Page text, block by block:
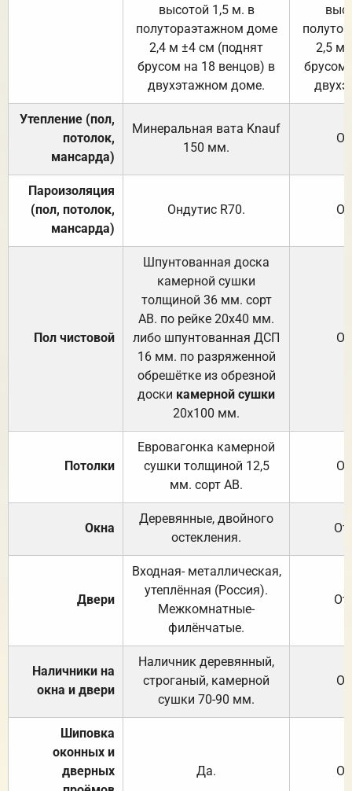
высотой 1,5 м. в
полутораэтажном доме
2,4 м ±4 см (поднят
брусом на 18 венцов) в
двухэтажном доме.
2,5 м
брусом
Утепление (пол,
потолок,
мансарда)
Минеральная вата Knauf
150 мм.
Пароизоляция
(пол, потолок,
мансарда)
Ондутис R70.
Пол чистовой
Шпунтованная доска
камерной сушки
толщиной 36 мм. сорт
АВ. по рейке 20х40 мм.
либо шпунтованная ДСП
16 мм. по разряженной
обрешётке из обрезной
доски камерной сушки
20х100 мм.
Потолки
Евровагонка камерной
сушки толщиной 12,5
мм. сорт АВ.
Окна
Деревянные, двойного
остекления.
Двери
Входная- металлическая,
утеплённая (Россия).
Межкомнатные-
филёнчатые.
Наличники на
окна и двери
Наличник деревянный,
строганый, камерной
сушки 70-90 мм.
Шиповка
оконных и
дверных
Да.